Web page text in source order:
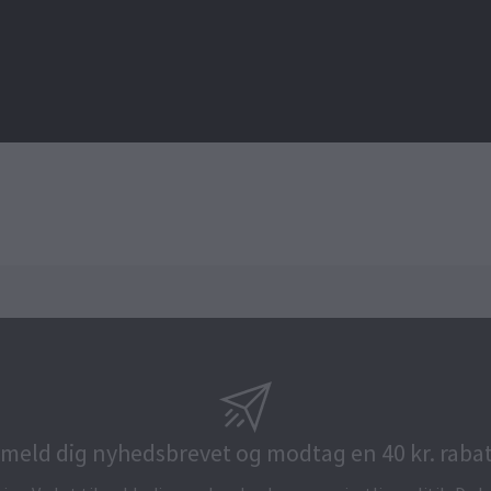
dig nyhedsbrevet og modtag en 40 kr.